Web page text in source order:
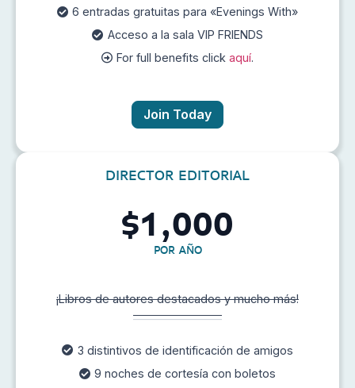
6 entradas gratuitas para «Evenings With»
Acceso a la sala VIP FRIENDS
For full benefits clickaquí.
Join Today
DIRECTOR EDITORIAL
$1,000
POR AÑO
¡Libros de autores destacados y mucho más!
3 distintivos de identificación de amigos
9 noches de cortesía con boletos